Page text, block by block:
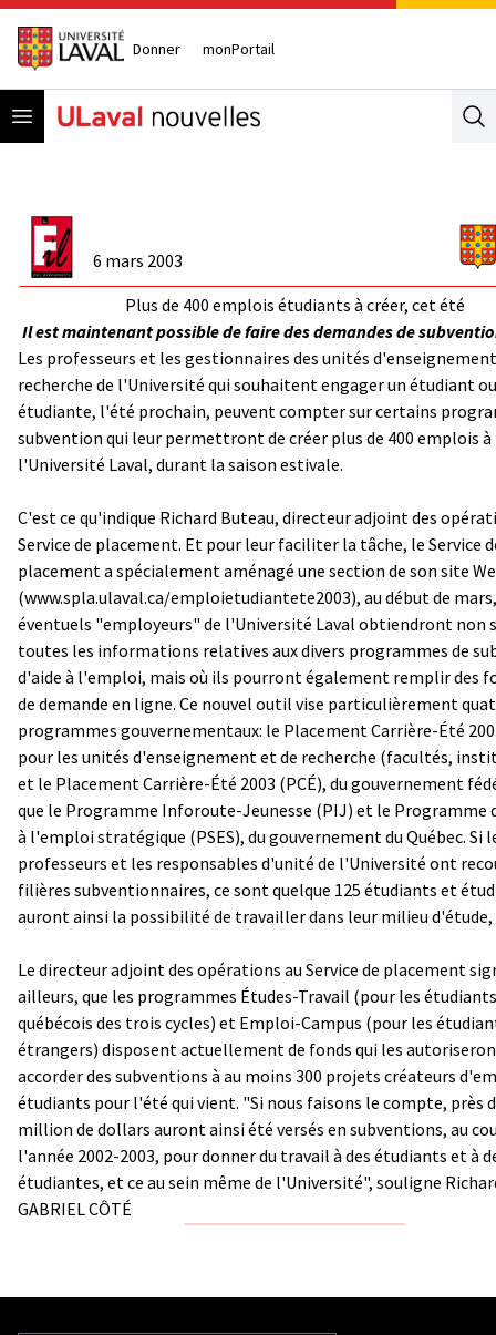
Donner monPortail
Open menu
6 mars 2003
Plus de 400 emplois étudiants à créer, cet été
Il est maintenant possible de faire des demandes de
Les professeurs et les gestionnaires des unités
recherche de l'Université qui souhaitent engager un étudiant
étudiante, l'été prochain, peuvent compter sur certains
subvention qui leur permettront de créer plus de 400 emplois à
l'Université Laval, durant la saison estivale.
C'est ce qu'indique Richard Buteau, directeur adjoint des
Service de placement. Et pour leur faciliter la tâche, le Service
placement a spécialement aménagé une section de son site
(www.spla.ulaval.ca/emploietudiantete2003), au début de
éventuels "employeurs" de l'Université Laval obtiendront non
toutes les informations relatives aux divers programmes de
d'aide à l'emploi, mais où ils pourront également remplir des
de demande en ligne. Ce nouvel outil vise particulièrement
programmes gouvernementaux: le Placement Carrière-Été
pour les unités d'enseignement et de recherche (facultés,
et le Placement Carrière-Été 2003 (PCÉ), du gouvernement
que le Programme Inforoute-Jeunesse (PIJ) et le Programme
à l'emploi stratégique (PSES), du gouvernement du Québec. Si
professeurs et les responsables d'unité de l'Université ont
filières subventionnaires, ce sont quelque 125 étudiants et
auront ainsi la possibilité de travailler dans leur milieu d'étude,
Le directeur adjoint des opérations au Service de placement
ailleurs, que les programmes Études-Travail (pour les étudiants
québécois des trois cycles) et Emploi-Campus (pour les
étrangers) disposent actuellement de fonds qui les
accorder des subventions à au moins 300 projets créateurs
étudiants pour l'été qui vient. "Si nous faisons le compte, près
million de dollars auront ainsi été versés en subventions, au
l'année 2002-2003, pour donner du travail à des étudiants et à
étudiantes, et ce au sein même de l'Université", souligne
GABRIEL CÔTÉ